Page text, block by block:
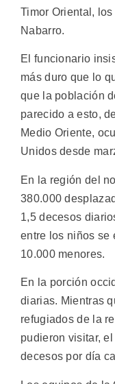
Timor Oriental,
Nabarro.
El funcionario
más duro que lo
que la población
parecido a esto,
Medio Oriente,
Unidos desde
En la región del
380.000
1,5 decesos
entre los niños se
10.000 menores.
En la porción
diarias. Mientras
refugiados de la
pudieron visitar,
decesos por día